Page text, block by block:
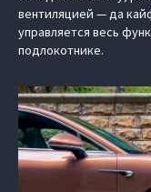
вентиляцией — да
управляется весь
подлокотнике.